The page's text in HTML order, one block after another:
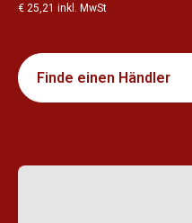
€ 25,21 inkl. MwSt
Finde einen Händler